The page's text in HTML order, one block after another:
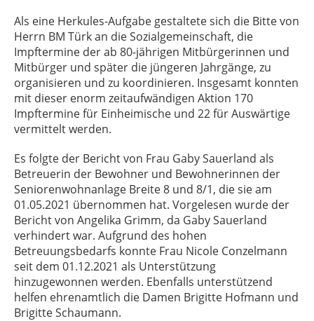
Als eine Herkules-Aufgabe gestaltete sich die Bitte von
Herrn BM Türk an die Sozialgemeinschaft, die
Impftermine der ab 80-jährigen Mitbürgerinnen und
Mitbürger und später die jüngeren Jahrgänge, zu
organisieren und zu koordinieren. Insgesamt konnten
mit dieser enorm zeitaufwändigen Aktion 170
Impftermine für Einheimische und 22 für Auswärtige
vermittelt werden.
Es folgte der Bericht von Frau Gaby Sauerland als
Betreuerin der Bewohner und Bewohnerinnen der
Seniorenwohnanlage Breite 8 und 8/1, die sie am
01.05.2021 übernommen hat. Vorgelesen wurde der
Bericht von Angelika Grimm, da Gaby Sauerland
verhindert war. Aufgrund des hohen
Betreuungsbedarfs konnte Frau Nicole Conzelmann
seit dem 01.12.2021 als Unterstützung
hinzugewonnen werden. Ebenfalls unterstützend
helfen ehrenamtlich die Damen Brigitte Hofmann und
Brigitte Schaumann.